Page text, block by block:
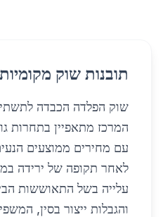
תובנות שוק מקומיות
שוק הפלדה הכבדה
המרכז מתאפיין בתחרות
לאחר תקופה של ירידה
עלייה בשל התאוששות
והגבלות ייצור בסין,